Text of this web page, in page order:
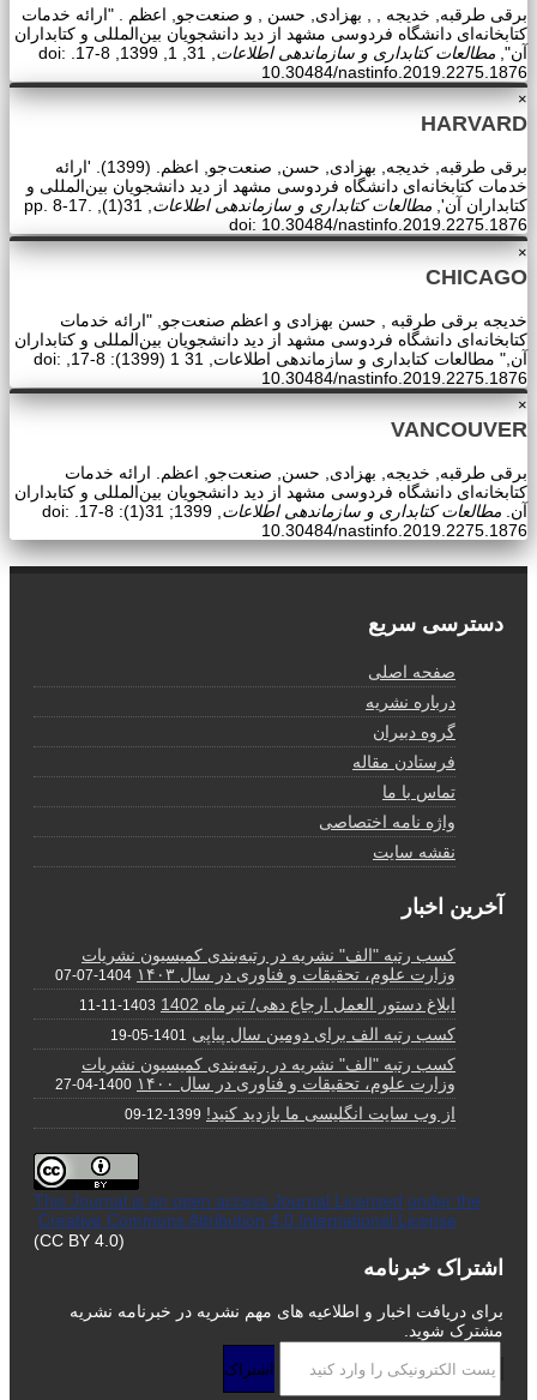
برقی طرقبه, خدیجه , , بهزادی, حسن , و صنعت‌جو, اعظم . "ارائه خدمات
کتابخانه‌ای دانشگاه فردوسی مشهد از دید دانشجویان بین‌المللی و کتابداران
آن", مطالعات کتابداری و سازماندهی اطلاعات
, 31, 1, 1399, 8-17. doi:
10.30484/nastinfo.2019.2275.1876
×
HARVARD
برقی طرقبه, خدیجه, بهزادی, حسن, صنعت‌جو, اعظم. (1399). 'ارائه
خدمات کتابخانه‌ای دانشگاه فردوسی مشهد از دید دانشجویان بین‌المللی و
کتابداران آن', مطالعات کتابداری و سازماندهی اطلاعات
, 31(1), pp. 8-17.
doi: 10.30484/nastinfo.2019.2275.1876
×
CHICAGO
خدیجه برقی طرقبه , حسن بهزادی و اعظم صنعت‌جو, "ارائه خدمات
کتابخانه‌ای دانشگاه فردوسی مشهد از دید دانشجویان بین‌المللی و کتابداران
آن," مطالعات کتابداری و سازماندهی اطلاعات, 31 1 (1399): 8-17, doi:
10.30484/nastinfo.2019.2275.1876
×
VANCOUVER
برقی طرقبه, خدیجه, بهزادی, حسن, صنعت‌جو, اعظم. ارائه خدمات
کتابخانه‌ای دانشگاه فردوسی مشهد از دید دانشجویان بین‌المللی و کتابداران
آن. مطالعات کتابداری و سازماندهی اطلاعات
, 1399; 31(1): 8-17. doi:
10.30484/nastinfo.2019.2275.1876
دسترسی سریع
صفحه اصلی
درباره نشریه
گروه دبیران
فرستادن مقاله
تماس با ما
واژه نامه اختصاصی
نقشه سایت
آخرین اخبار
کسب رتبه "الف" نشریه در رتبه‌بندی کمیسیون نشریات
وزارت علوم، تحقیقات و فناوری در سال ۱۴۰۳
1404-07-07
ابلاغ دستور العمل ارجاع دهی/ تیرماه 1402 1403-11-11
کسب رتبه الف برای دومین سال پیاپی 1401-05-19
کسب رتبه "الف" نشریه در رتبه‌بندی کمیسیون نشریات
وزارت علوم، تحقیقات و فناوری در سال ۱۴۰۰
1400-04-27
از وب سایت انگلیسی ما بازدید کنید! 1399-12-09
This Journal is an open access Journal Licensed under the
Creative Commons Attribution 4.0 International License
(CC BY 4.0)
اشتراک خبرنامه
برای دریافت اخبار و اطلاعیه های مهم نشریه در خبرنامه نشریه
مشترک شوید.
اشتراک